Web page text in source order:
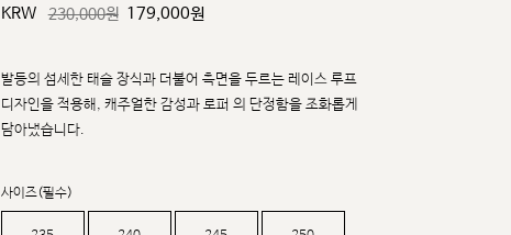
KRW 230,000원 179,000원
발등의 섬세한 태슬 장식과 더불어 측면을 두르는 레이스 루프
디자인을 적용해, 캐주얼한 감성과 로퍼 의 단정함을 조화롭게
담아냈습니다.
사이즈(필수)